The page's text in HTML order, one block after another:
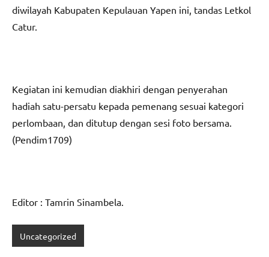
diwilayah Kabupaten Kepulauan Yapen ini, tandas Letkol
Catur.
Kegiatan ini kemudian diakhiri dengan penyerahan
hadiah satu-persatu kepada pemenang sesuai kategori
perlombaan, dan ditutup dengan sesi foto bersama.
(Pendim1709)
Editor : Tamrin Sinambela.
Uncategorized